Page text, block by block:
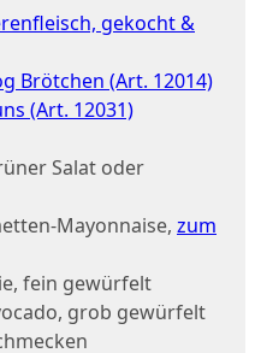
gekocht &
Brötchen (Art. 12014)
(Art. 12031)
Salat oder
Mayonnaise, zum
fein gewürfelt
grob gewürfelt